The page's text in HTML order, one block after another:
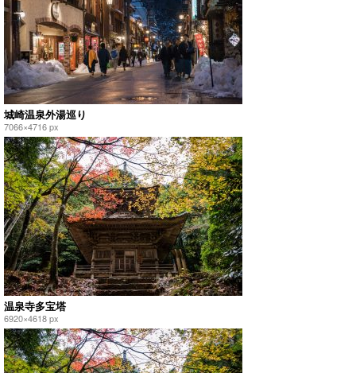
城崎温泉外湯巡り
7066×4716 px
温泉寺多宝塔
6920×4618 px